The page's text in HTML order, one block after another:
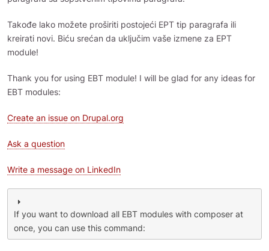
Takođe lako možete proširiti postojeći EPT tip paragrafa ili
kreirati novi. Biću srećan da uključim vaše izmene za EPT
module!
Thank you for using EBT module! I will be glad for any ideas for
EBT modules:
Create an issue on Drupal.org
Ask a question
Write a message on LinkedIn
If you want to download all EBT modules with composer at
once, you can use this command: